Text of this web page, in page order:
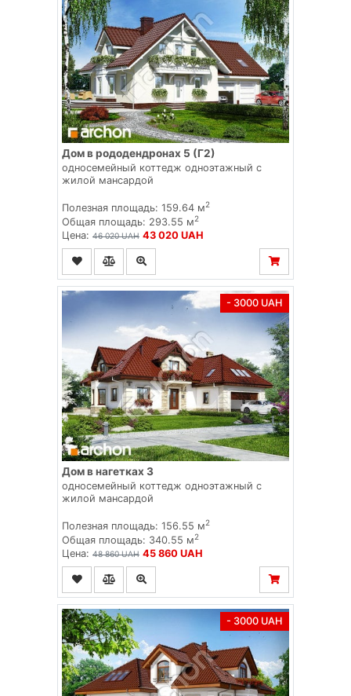
Дом в рододендронах 5 (Г2)
односемейный коттедж одноэтажный с
жилой мансардой
Полезная площадь: 159.64 м2
Общая площадь: 293.55 м2
Цена: 46 020 UAH 43 020 UAH
- 3000 UAH
Дом в нагетках 3
односемейный коттедж одноэтажный с
жилой мансардой
Полезная площадь: 156.55 м2
Общая площадь: 340.55 м2
Цена: 48 860 UAH 45 860 UAH
- 3000 UAH